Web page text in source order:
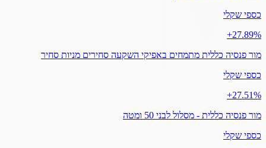
כספי שקלי
‎+27.89%
מור פנסיה כללית מתמחים באפיקי השקעה סחירים מניות סחיר
כספי שקלי
‎+27.51%
מור פנסיה כללית - מסלול לבני 50 ומטה
כספי שקלי